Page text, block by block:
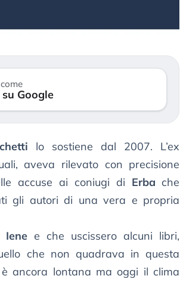
Google
lo sostiene dal 2007. L’ex
aveva rilevato con precisione
accuse ai coniugi di Erba che
gli autori di una vera e propria
Iene e che uscissero alcuni libri,
che non quadrava in questa
ancora lontana ma oggi il clima